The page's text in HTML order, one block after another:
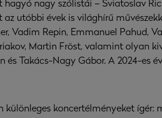
nagy szólistái – Sviatoslav
utóbbi évek is világhírű
Vadim Repin, Emmanuel Pahud,
Martin Fröst, valamint olyan
és Takács-Nagy Gábor. A 2024-es
különleges koncertélményeket